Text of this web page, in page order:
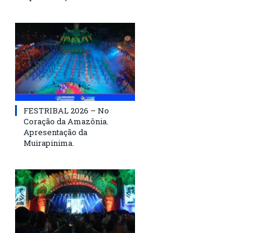
FESTRIBAL 2026 – No
Coração da Amazônia.
Apresentação da
Muirapinima.